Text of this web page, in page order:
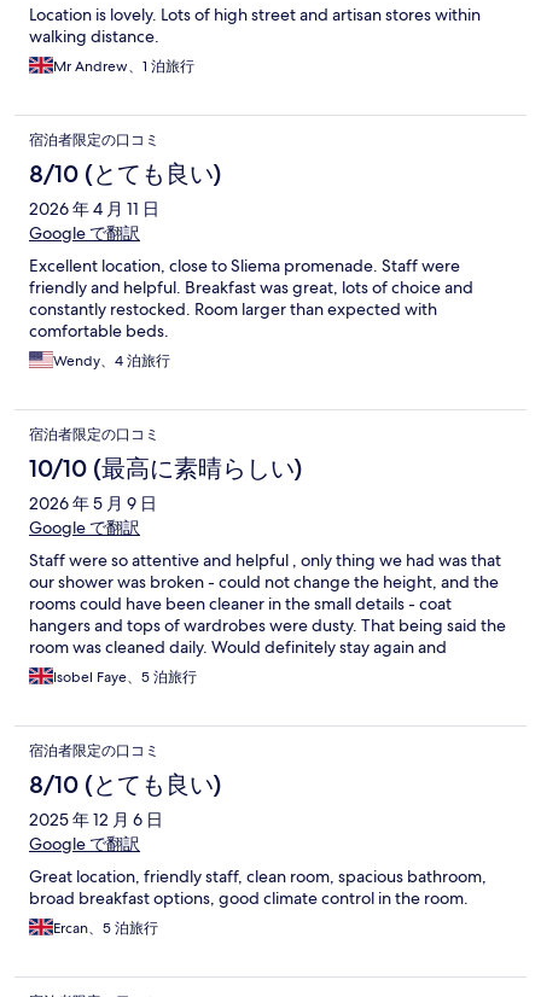
Location is lovely. Lots of high street and artisan stores within
walking distance.
Mr Andrew、1 泊旅行
宿泊者限定の口コミ
8/10 (とても良い)
2026 年 4 月 11 日
Google で翻訳
Excellent location, close to Sliema promenade. Staff were
friendly and helpful. Breakfast was great, lots of choice and
constantly restocked. Room larger than expected with
comfortable beds.
Wendy、4 泊旅行
宿泊者限定の口コミ
10/10 (最高に素晴らしい)
2026 年 5 月 9 日
Google で翻訳
Staff were so attentive and helpful , only thing we had was that
our shower was broken - could not change the height, and the
rooms could have been cleaner in the small details - coat
hangers and tops of wardrobes were dusty. That being said the
room was cleaned daily. Would definitely stay again and
recommend to others.
Isobel Faye、5 泊旅行
宿泊者限定の口コミ
8/10 (とても良い)
2025 年 12 月 6 日
Google で翻訳
Great location, friendly staff, clean room, spacious bathroom,
broad breakfast options, good climate control in the room.
Ercan、5 泊旅行